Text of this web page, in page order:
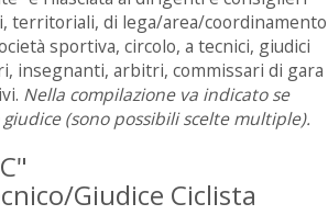
territoriali, di lega/area/coordinamento
sportiva, circolo, a tecnici, giudici
insegnanti, arbitri, commissari di gara
Nella compilazione va indicato se
(sono possibili scelte multiple).
Giudice Ciclista